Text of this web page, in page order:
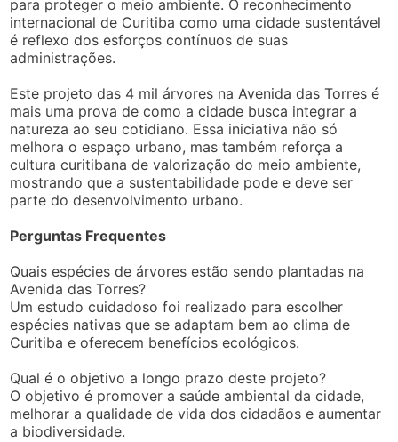
para proteger o meio ambiente. O reconhecimento
internacional de Curitiba como uma cidade sustentável
é reflexo dos esforços contínuos de suas
administrações.
Este projeto das 4 mil árvores na Avenida das Torres é
mais uma prova de como a cidade busca integrar a
natureza ao seu cotidiano. Essa iniciativa não só
melhora o espaço urbano, mas também reforça a
cultura curitibana de valorização do meio ambiente,
mostrando que a sustentabilidade pode e deve ser
parte do desenvolvimento urbano.
Perguntas Frequentes
Quais espécies de árvores estão sendo plantadas na
Avenida das Torres?
Um estudo cuidadoso foi realizado para escolher
espécies nativas que se adaptam bem ao clima de
Curitiba e oferecem benefícios ecológicos.
Qual é o objetivo a longo prazo deste projeto?
O objetivo é promover a saúde ambiental da cidade,
melhorar a qualidade de vida dos cidadãos e aumentar
a biodiversidade.